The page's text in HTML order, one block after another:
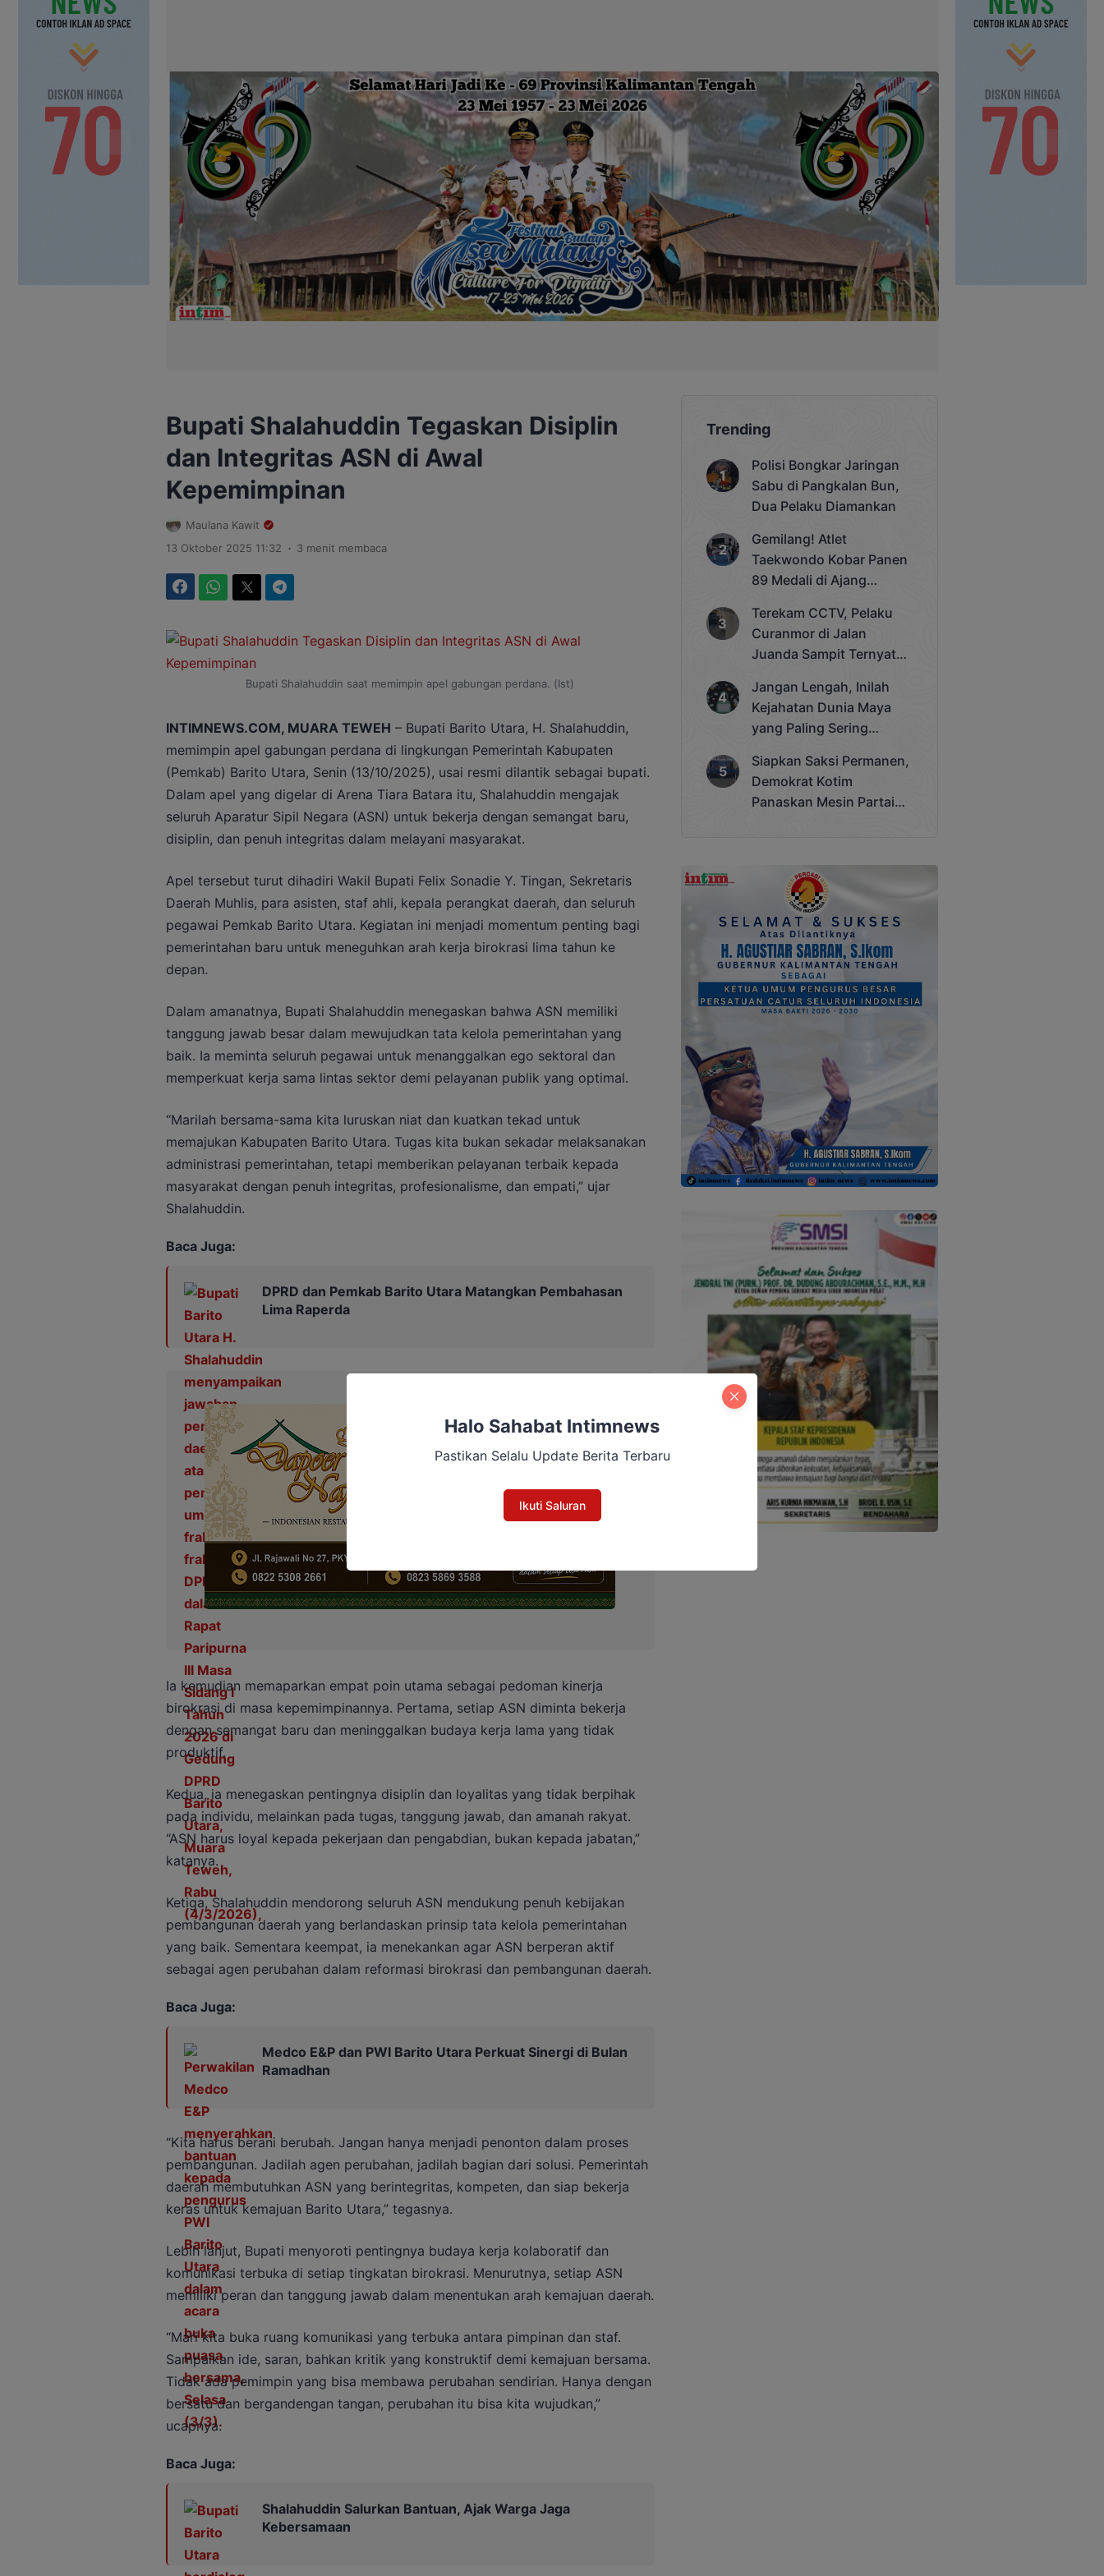
Bupati Shalahuddin Tegaskan Disiplin
dan Integritas ASN di Awal
Kepemimpinan
Maulana Kawit
13 Oktober 2025 11:32 . 3 menit membaca
Bupati Shalahuddin saat memimpin apel gabungan perdana. (Ist)
INTIMNEWS.COM, MUARA TEWEH – Bupati Barito Utara, H. Shalahuddin,
memimpin apel gabungan perdana di lingkungan Pemerintah Kabupaten
(Pemkab) Barito Utara, Senin (13/10/2025), usai resmi dilantik sebagai bupati.
Dalam apel yang digelar di Arena Tiara Batara itu, Shalahuddin mengajak
seluruh Aparatur Sipil Negara (ASN) untuk bekerja dengan semangat baru,
disiplin, dan penuh integritas dalam melayani masyarakat.
Apel tersebut turut dihadiri Wakil Bupati Felix Sonadie Y. Tingan, Sekretaris
Daerah Muhlis, para asisten, staf ahli, kepala perangkat daerah, dan seluruh
pegawai Pemkab Barito Utara. Kegiatan ini menjadi momentum penting bagi
pemerintahan baru untuk meneguhkan arah kerja birokrasi lima tahun ke
depan.
Dalam amanatnya, Bupati Shalahuddin menegaskan bahwa ASN memiliki
tanggung jawab besar dalam mewujudkan tata kelola pemerintahan yang
baik. Ia meminta seluruh pegawai untuk menanggalkan ego sektoral dan
memperkuat kerja sama lintas sektor demi pelayanan publik yang optimal.
“Marilah bersama-sama kita luruskan niat dan kuatkan tekad untuk
memajukan Kabupaten Barito Utara. Tugas kita bukan sekadar melaksanakan
administrasi pemerintahan, tetapi memberikan pelayanan terbaik kepada
masyarakat dengan penuh integritas, profesionalisme, dan empati,” ujar
Shalahuddin.
Baca Juga:
DPRD dan Pemkab Barito Utara Matangkan Pembahasan
Lima Raperda
Ia kemudian memaparkan empat poin utama sebagai pedoman kinerja
birokrasi di masa kepemimpinannya. Pertama, setiap ASN diminta bekerja
dengan semangat baru dan meninggalkan budaya kerja lama yang tidak
produktif.
Kedua, ia menegaskan pentingnya disiplin dan loyalitas yang tidak berpihak
pada individu, melainkan pada tugas, tanggung jawab, dan amanah rakyat.
“ASN harus loyal kepada pekerjaan dan pengabdian, bukan kepada jabatan,”
katanya.
Ketiga, Shalahuddin mendorong seluruh ASN mendukung penuh kebijakan
pembangunan daerah yang berlandaskan prinsip tata kelola pemerintahan
yang baik. Sementara keempat, ia menekankan agar ASN berperan aktif
sebagai agen perubahan dalam reformasi birokrasi dan pembangunan daerah.
Baca Juga:
Medco E&P dan PWI Barito Utara Perkuat Sinergi di Bulan
Ramadhan
“Kita harus berani berubah. Jangan hanya menjadi penonton dalam proses
pembangunan. Jadilah agen perubahan, jadilah bagian dari solusi. Pemerintah
daerah membutuhkan ASN yang berintegritas, kompeten, dan siap bekerja
keras untuk kemajuan Barito Utara,” tegasnya.
Lebih lanjut, Bupati menyoroti pentingnya budaya kerja kolaboratif dan
komunikasi terbuka di setiap tingkatan birokrasi. Menurutnya, setiap ASN
memiliki peran dan tanggung jawab dalam menentukan arah kemajuan daerah.
“Mari kita buka ruang komunikasi yang terbuka antara pimpinan dan staf.
Sampaikan ide, saran, bahkan kritik yang konstruktif demi kemajuan bersama.
Tidak ada pemimpin yang bisa membawa perubahan sendirian. Hanya dengan
bersatu dan bergandengan tangan, perubahan itu bisa kita wujudkan,”
ucapnya.
Baca Juga:
Shalahuddin Salurkan Bantuan, Ajak Warga Jaga
Kebersamaan
Trending
Polisi Bongkar Jaringan
Sabu di Pangkalan Bun,
Dua Pelaku Diamankan
Gemilang! Atlet
Taekwondo Kobar Panen
89 Medali di Ajang
Cup 2025
Terekam CCTV, Pelaku
Curanmor di Jalan
Juanda Sampit Ternyata
Jangan Lengah, Inilah
Kejahatan Dunia Maya
yang Paling Sering
Siapkan Saksi Permanen,
Demokrat Kotim
Panaskan Mesin Partai
Halo Sahabat Intimnews
Pastikan Selalu Update Berita Terbaru
Ikuti Saluran